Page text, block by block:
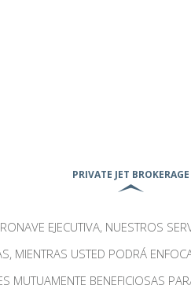
PRIVATE JET BROKERAGE
EJECUTIVA, NUESTROS
MIENTRAS USTED PODRÁ
MUTUAMENTE BENEFICIOSAS